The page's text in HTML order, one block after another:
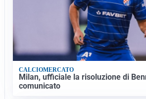
CALCIOMERCATO
Milan, ufficiale la risoluzione di
comunicato